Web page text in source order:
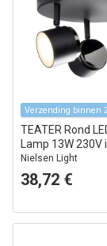
Verzending binnen
TEATER Rond
Lamp 13W
Nielsen Light
38,72 €